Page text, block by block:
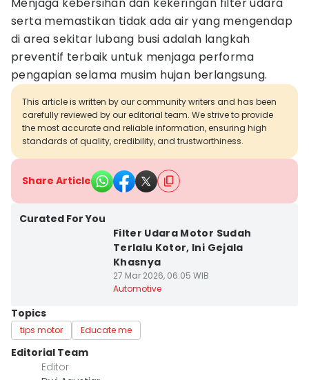
serta memastikan tidak ada air yang mengendap
di area sekitar lubang busi adalah langkah
preventif terbaik untuk menjaga performa
pengapian selama musim hujan berlangsung.
This article is written by our community writers and has been
carefully reviewed by our editorial team. We strive to provide
the most accurate and reliable information, ensuring high
standards of quality, credibility, and trustworthiness.
Share Article
Curated For You
Filter Udara Motor Sudah
Terlalu Kotor, Ini Gejala
Khasnya
27 Mar 2026, 06:05 WIB
Automotive
Topics
tips motor Educate me
Editorial Team
Editor